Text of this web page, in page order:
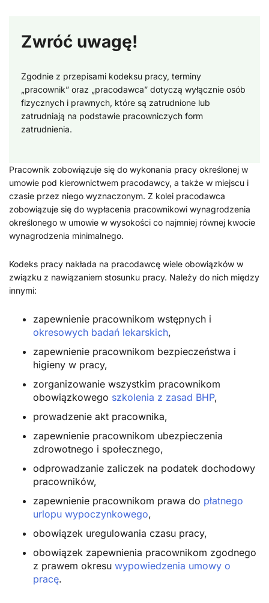
Zwróć uwagę!
Zgodnie z przepisami kodeksu pracy, terminy
„pracownik” oraz „pracodawca” dotyczą wyłącznie osób
fizycznych i prawnych, które są zatrudnione lub
zatrudniają na podstawie pracowniczych form
zatrudnienia.
Pracownik zobowiązuje się do wykonania pracy określonej w
umowie pod kierownictwem pracodawcy, a także w miejscu i
czasie przez niego wyznaczonym. Z kolei pracodawca
zobowiązuje się do wypłacenia pracownikowi wynagrodzenia
określonego w umowie w wysokości co najmniej równej kwocie
wynagrodzenia minimalnego.
Kodeks pracy nakłada na pracodawcę wiele obowiązków w
związku z nawiązaniem stosunku pracy. Należy do nich między
innymi:
zapewnienie pracownikom wstępnych i
okresowych badań lekarskich,
zapewnienie pracownikom bezpieczeństwa i
higieny w pracy,
zorganizowanie wszystkim pracownikom
obowiązkowego szkolenia z zasad BHP,
prowadzenie akt pracownika,
zapewnienie pracownikom ubezpieczenia
zdrowotnego i społecznego,
odprowadzanie zaliczek na podatek dochodowy
pracowników,
zapewnienie pracownikom prawa do płatnego
urlopu wypoczynkowego,
obowiązek uregulowania czasu pracy,
obowiązek zapewnienia pracownikom zgodnego
z prawem okresu wypowiedzenia umowy o
pracę.